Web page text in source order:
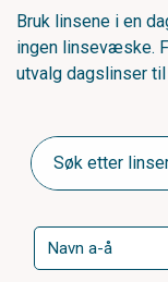
Bruk linsene i en
ingen linsevæske.
utvalg dagslinser til